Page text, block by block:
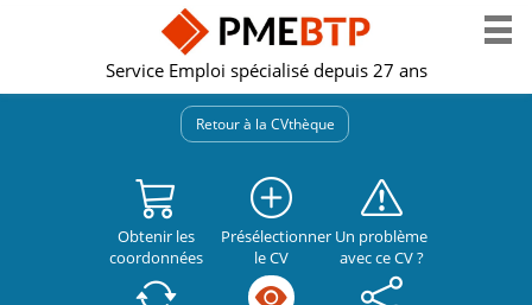
Service Emploi spécialisé depuis 27 ans
Retour à la CVthèque
Obtenir les
coordonnées
Présélectionner
le CV
Un problème
avec ce CV ?